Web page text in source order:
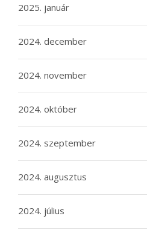
2025. január
2024. december
2024. november
2024. október
2024. szeptember
2024. augusztus
2024. július